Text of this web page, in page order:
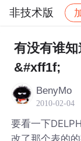
非技术版
社区 非技术
有没有谁
&#xff1f;
BenyMo
2010-02-04
要看一下
改了那个表的的